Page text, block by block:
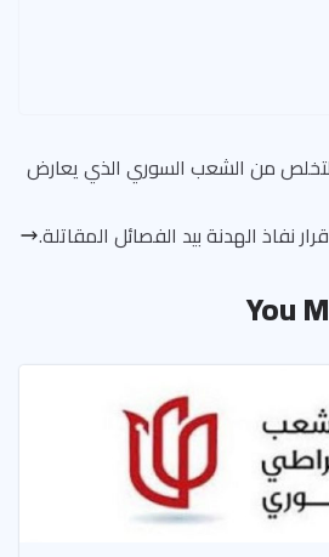
من الشعب السوري الذي يعارض
نفاذ الهدنة بيد الفصائل المقاتلة.
You